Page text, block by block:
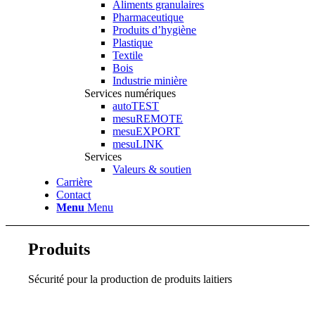
Aliments granulaires
Pharmaceutique
Produits d’hygiène
Plastique
Textile
Bois
Industrie minière
Services numériques
autoTEST
mesuREMOTE
mesuEXPORT
mesuLINK
Services
Valeurs & soutien
Carrière
Contact
Menu Menu
Produits
Sécurité pour la production de produits laitiers